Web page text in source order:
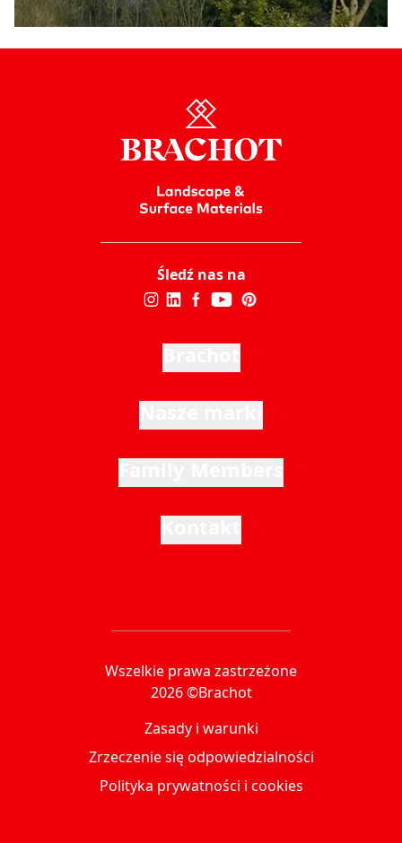
Śledź nas na
Wszelkie prawa zastrzeżone
2026 ©Brachot
Zasady i warunki
Zrzeczenie się odpowiedzialności
Polityka prywatności i cookies